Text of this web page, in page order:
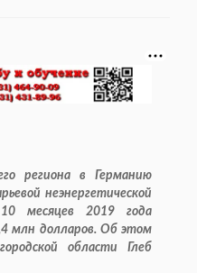
региона в Германию
неэнергетической
месяцев 2019 года
млн долларов. Об этом
области Глеб